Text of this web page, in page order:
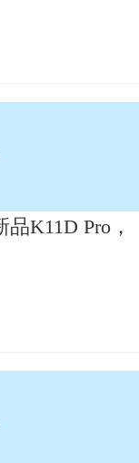
K11D Pro，